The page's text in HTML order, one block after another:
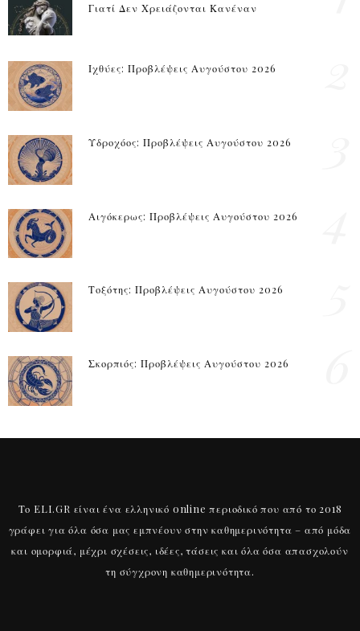
Γιατί Δεν Χρειάζονται Κανέναν
Ιχθύες: Προβλέψεις Αυγούστου 2026
Υδροχόος: Προβλέψεις Αυγούστου 2026
Αιγόκερως: Προβλέψεις Αυγούστου 2026
Τοξότης: Προβλέψεις Αυγούστου 2026
Σκορπιός: Προβλέψεις Αυγούστου 2026
Το ELI.GR είναι ένα ελληνικό online περιοδικό που από το 2018
γράφει για όλα όσα μας εμπνέουν στην καθημερινότητα – από μόδα
και ομορφιά, μέχρι σχέσεις, ιδέες, τάσεις και όλα όσα απασχολούν
τη σύγχρονη καθημερινότητα.